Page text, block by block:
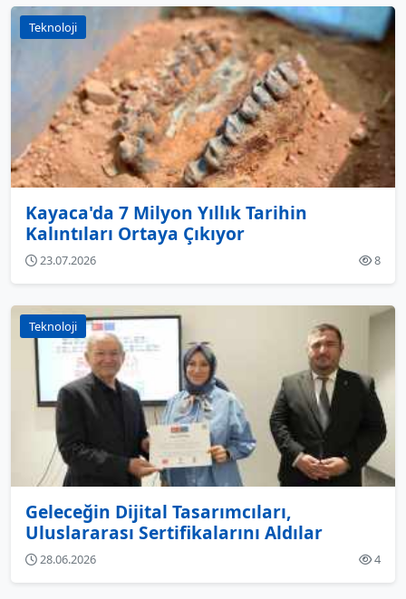
Teknoloji
Kayaca'da 7 Milyon Yıllık Tarihin
Kalıntıları Ortaya Çıkıyor
23.07.2026 8
Teknoloji
Geleceğin Dijital Tasarımcıları,
Uluslararası Sertifikalarını Aldılar
28.06.2026 4